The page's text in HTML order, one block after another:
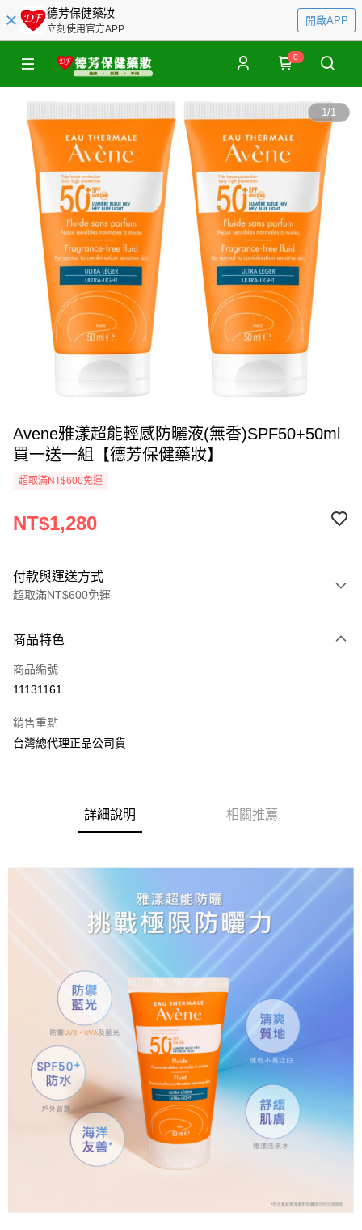
德芳保健藥妝
立刻使用官方APP
開啟APP
0
1/1
Avene雅漾超能輕感防曬液(無香)SPF50+50ml
買一送一組【德芳保健藥妝】
超取滿NT$600免運
NT$1,280
付款與運送方式
超取滿NT$600免運
信用卡一次付款
超商取貨付款
Apple Pay
AFTEE先享後付
【關於「AFTEE先享後付」】
AFTEE先享後付是「在收到商品之後才付款」的支付方式。 讓您購物簡單
１．簡單：不需註冊會員、不需綁卡、不需儲值。
２．便利：只要手機號碼，簡訊認證，即可結帳。
３．安心：先確認商品／服務後，再付款。
【「AFTEE先享後付」結帳流程】
１．於結帳方式選擇「AFTEE先享後付」後，將跳轉至「AFTEE先享後付」
結帳頁面，進行簡訊認證並確認金額後，即可完成結帳。
２．訂單成立數日內，您將收到繳費通知簡訊。
３．收到繳費通知簡訊後14天內，點擊此簡訊中的連結，可透過四大超商／
ATM／網路銀行／等多元方式進行付款，方視為交易完成。
※ 請注意：結帳手續完成當下不需立刻繳費，但若您需要取消訂單，請聯絡
購買商品的店家。未經商家同意取消之訂單仍視為有效，需透過AFTEE先享
後付繳納相關費用。
※ 交易是否成功請以「AFTEE先享後付 」之結帳頁面顯示為準，若有關於
是否繳費成功／繳費後需取消欲退款等相關疑問，請聯繫「AFTEE先享後付
客戶支援中心」https://netprotections.freshdesk.com/support/home
【注意事項】
１．透過由恩沛科技股份有限公司提供之「AFTEE先享後付」服務完成之交
２．關於個人資料處理事宜，請瀏覽以下網址：
每筆NT$70，滿NT$600(含以上)免運費
7-11取貨付款
每筆NT$70，滿NT$600(含以上)免運費
每筆NT$80，滿NT$600(含以上)免運費
郵局（離島配送）
每筆NT$125
付款後門市自取
商品特色
商品編號
11131161
銷售重點
台灣總代理正品公司貨
詳細說明 相關推薦